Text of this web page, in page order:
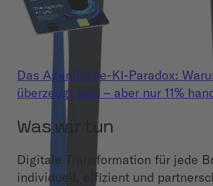
Das Agentische-KI-Paradox:
überzeugt sind – aber nur 11%
Was wir tun
Digitale Transformation für jede
individuell, effizient und